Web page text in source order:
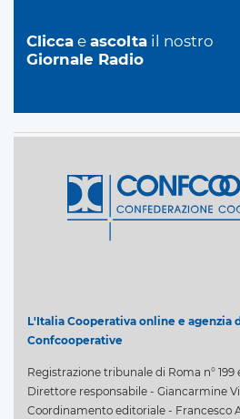
Clicca e ascolta il nostro
Giornale Radio
L'Italia Cooperativa online e agenzia
Confcooperative
Registrazione tribunale di Roma n° 199
Direttore responsabile - Giancarmine
Coordinamento editoriale - Francesco